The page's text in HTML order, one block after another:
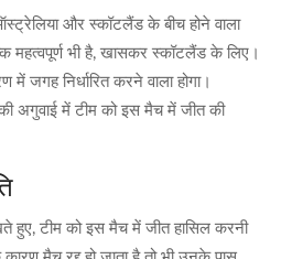
और स्कॉटलैंड के बीच होने वाला
महत्वपूर्ण भी है, खासकर स्कॉटलैंड के लिए।
निर्धारित करने वाला होगा।
अगुवाई में टीम को इस मैच में जीत की
हुए, टीम को इस मैच में जीत हासिल करनी